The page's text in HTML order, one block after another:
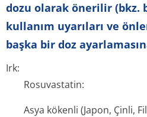
dozu olarak önerilir (bkz.
kullanım uyarıları ve
başka bir doz
Irk:
Rosuvastatin:
Asya kökenli (Japon, Çinli,